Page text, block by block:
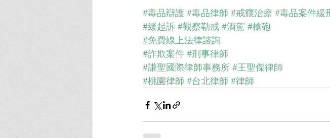
#毒品辯護 #毒品律師 #戒癮治療 #毒品案件緩
#緩起訴 #觀察勒戒 #酒駕 #槍砲
#免費線上法律諮詢
#詐欺案件 #刑事律師
#謙聖國際律師事務所 #王聖傑律師
#桃園律師 #台北律師 #律師